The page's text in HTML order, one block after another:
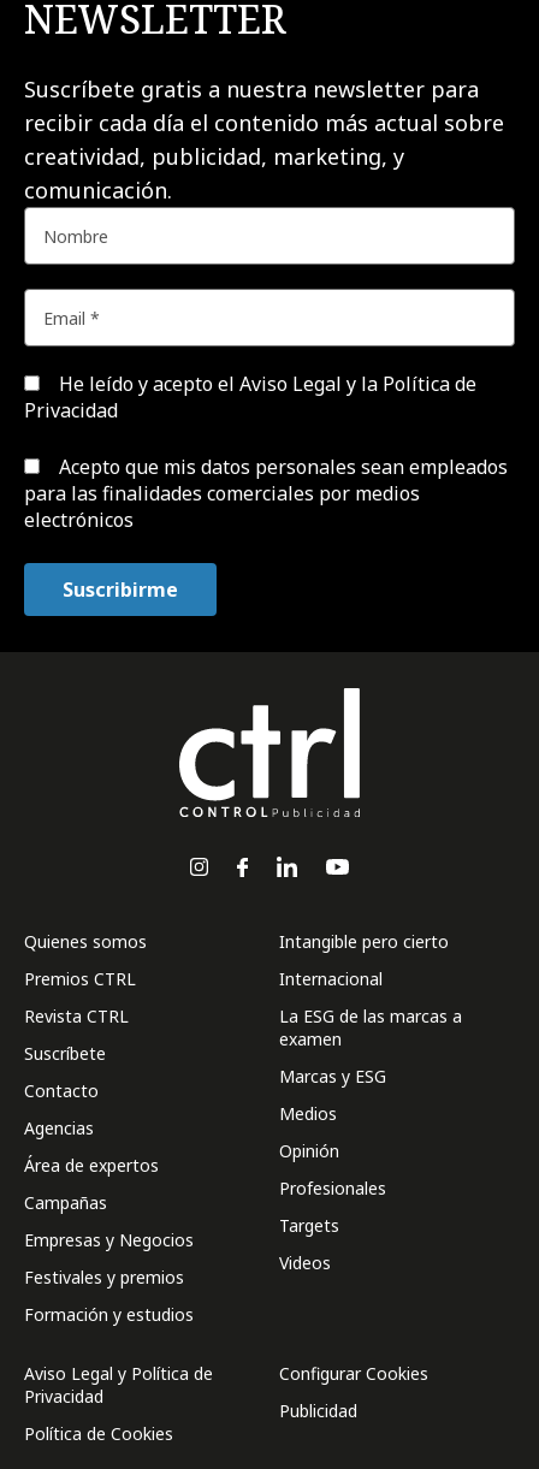
NEWSLETTER
Suscríbete gratis a nuestra newsletter para
recibir cada día el contenido más actual sobre
creatividad, publicidad, marketing, y
comunicación.
He leído y acepto el Aviso Legal y la Política de
Privacidad
Acepto que mis datos personales sean empleados
para las finalidades comerciales por medios
electrónicos
Quienes somos
Premios CTRL
Revista CTRL
Suscríbete
Contacto
Agencias
Área de expertos
Campañas
Empresas y Negocios
Festivales y premios
Formación y estudios
Intangible pero cierto
Internacional
La ESG de las marcas a
examen
Marcas y ESG
Medios
Opinión
Profesionales
Targets
Videos
Aviso Legal y Política de
Privacidad
Política de Cookies
Configurar Cookies
Publicidad